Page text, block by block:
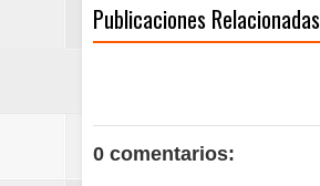
Publicaciones Relacionadas
0 comentarios: